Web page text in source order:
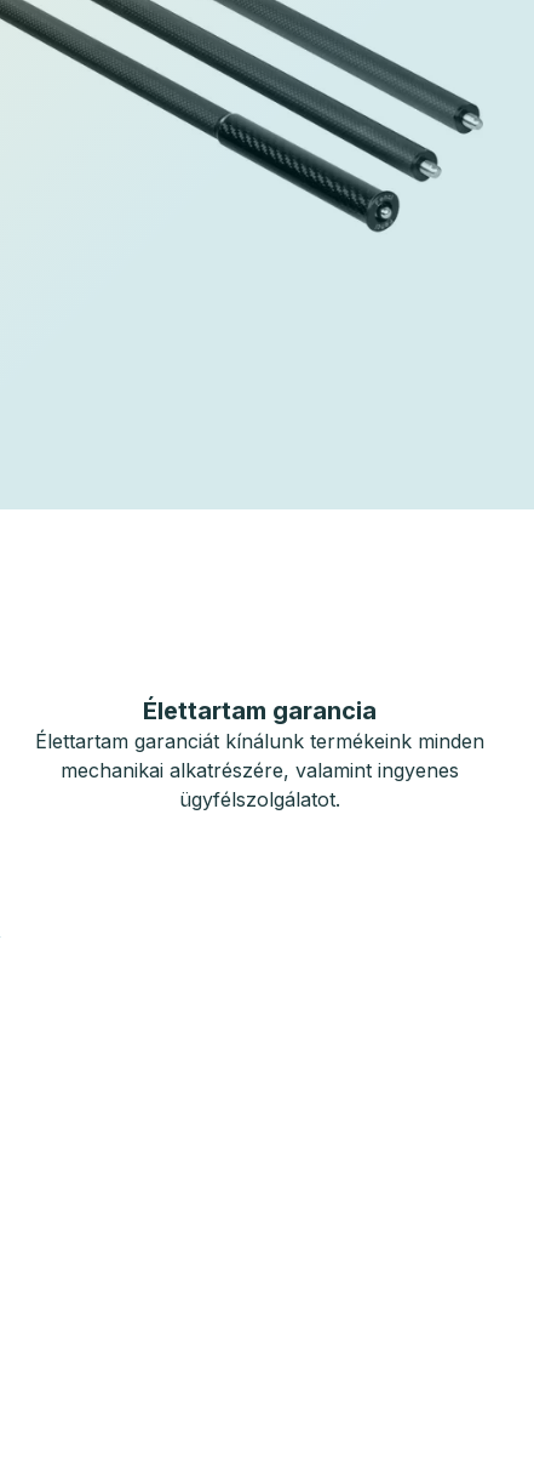
Élettartam garancia
Élettartam garanciát kínálunk termékeink minden
mechanikai alkatrészére, valamint ingyenes
ügyfélszolgálatot.